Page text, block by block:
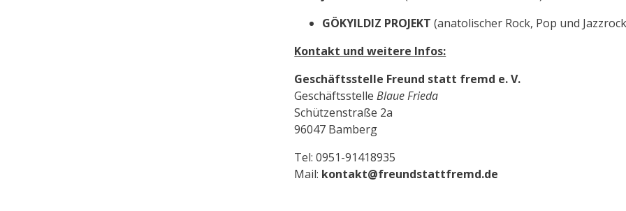
GÖKYILDIZ PROJEKT (anatolischer Rock, Pop und
Kontakt und weitere Infos:
Geschäftsstelle Freund statt fremd e. V.
GeschäftsstelleBlaue Frieda
Schützenstraße 2a
96047 Bamberg
Tel: 0951-91418935
Mail: kontakt@freundstattfremd.de